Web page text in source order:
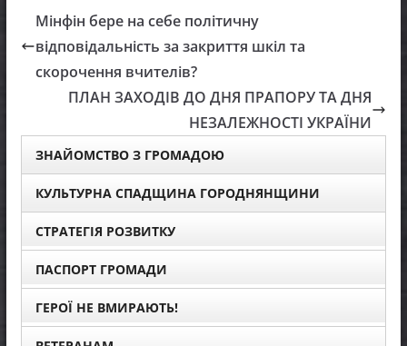
Мінфін бере на себе політичну
відповідальність за закриття шкіл та
скорочення вчителів?
ПЛАН ЗАХОДІВ ДО ДНЯ ПРАПОРУ ТА ДНЯ
НЕЗАЛЕЖНОСТІ УКРАЇНИ
ЗНАЙОМСТВО З ГРОМАДОЮ
КУЛЬТУРНА СПАДЩИНА ГОРОДНЯНЩИНИ
СТРАТЕГІЯ РОЗВИТКУ
ПАСПОРТ ГРОМАДИ
ГЕРОЇ НЕ ВМИРАЮТЬ!